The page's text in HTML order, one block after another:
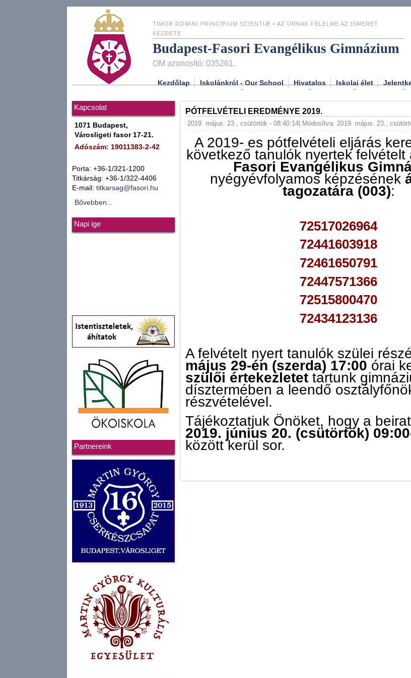
TIMOR DOMINI PRINCIPIUM SCIENTIÆ • AZ ÚRNAK FÉLELME AZ ISMERET
KEZDETE
Budapest-Fasori Evangélikus Gimnázium
OM azonosító: 035261.
Kezdőlap Iskolánkról - Our School Hivatalos Iskolai élet
Kapcsolat
1071 Budapest,
Városligeti fasor 17-21.
Adószám: 19011383-2-42
Porta: +36-1/321-1200
Titkárság: +36-1/322-4406
E-mail: titkarsag@fasori.hu
Bővebben...
Napi ige
Partnereink
PÓTFELVÉTELI EREDMÉNYE 2019.
2019. május. 23., csütörtök - 08:40:14 | Módosítva: 2019. május. 23.,
A 2019- es pótfelvételi eljárás
következő tanulók nyertek felvételt
Fasori Evangélikus
nyégyévfolyamos képzésének
tagozatára (003):
72517026964
72441603918
72461650791
72447571366
72515800470
72434123136
A felvételt nyert tanulók szülei
május 29-én (szerda) 17:00 órai
szülői értekezletet tartunk
dísztermében a leendő
részvételével.
Tájékoztatjuk Önöket, hogy a
2019. június 20. (csütörtök)
között kerül sor.